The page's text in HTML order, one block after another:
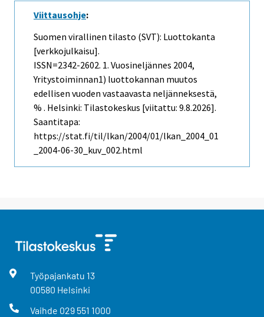
Viittausohje:
Suomen virallinen tilasto (SVT): Luottokanta
[verkkojulkaisu].
ISSN=2342-2602. 1. Vuosineljännes 2004,
Yritystoiminnan1) luottokannan muutos
edellisen vuoden vastaavasta neljänneksestä,
% . Helsinki: Tilastokeskus [viitattu: 9.8.2026].
Saantitapa:
https://stat.fi/til/lkan/2004/01/lkan_2004_01
_2004-06-30_kuv_002.html
Työpajankatu 13
00580 Helsinki
Vaihde 029 551 1000